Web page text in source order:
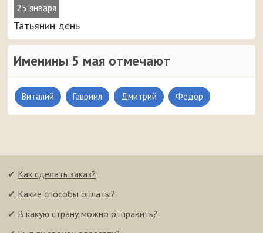
25 января
Татьянин день
Именины 5 мая отмечают
Виталий Гавриил Дмитрий Федор
✔ Как сделать заказ?
✔ Какие способы оплаты?
✔ В какую страну можно отправить?